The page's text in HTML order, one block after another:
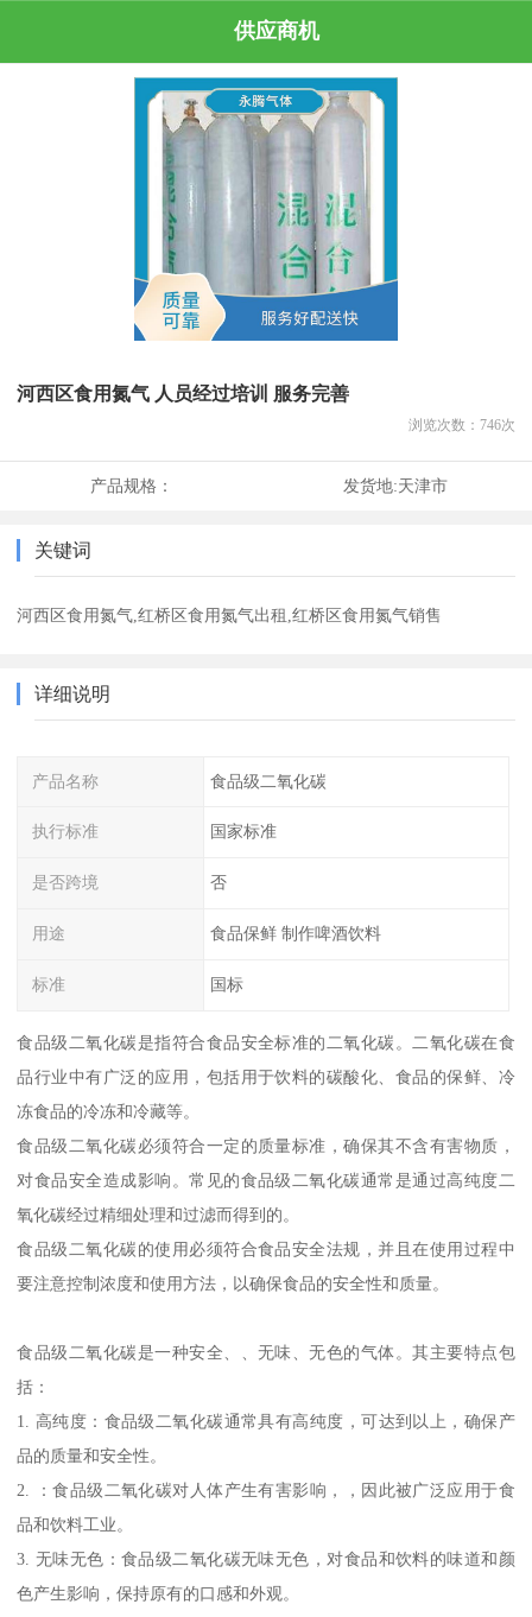
供应商机
河西区食用氮气 人员经过培训 服务完善
浏览次数： 746次
产品规格： 发货地:天津市
关键词
河西区食用氮气,红桥区食用氮气出租,红桥区食用氮气销售
详细说明
产品名称 食品级二氧化碳
执行标准 国家标准
是否跨境 否
用途 食品保鲜 制作啤酒饮料
标准 国标
食品级二氧化碳是指符合食品安全标准的二氧化碳。二氧化碳在食
品行业中有广泛的应用，包括用于饮料的碳酸化、食品的保鲜、冷
冻食品的冷冻和冷藏等。
食品级二氧化碳必须符合一定的质量标准，确保其不含有害物质，
对食品安全造成影响。常见的食品级二氧化碳通常是通过高纯度二
氧化碳经过精细处理和过滤而得到的。
食品级二氧化碳的使用必须符合食品安全法规，并且在使用过程中
要注意控制浓度和使用方法，以确保食品的安全性和质量。
食品级二氧化碳是一种安全、、无味、无色的气体。其主要特点包
括：
1. 高纯度：食品级二氧化碳通常具有高纯度，可达到以上，确保产
品的质量和安全性。
2. ：食品级二氧化碳对人体产生有害影响，，因此被广泛应用于食
品和饮料工业。
3. 无味无色：食品级二氧化碳无味无色，对食品和饮料的味道和颜
色产生影响，保持原有的口感和外观。